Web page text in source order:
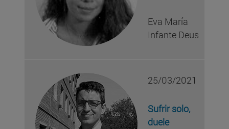
Eva María
Infante Deus
25/03/2021
Sufrir solo,
duele